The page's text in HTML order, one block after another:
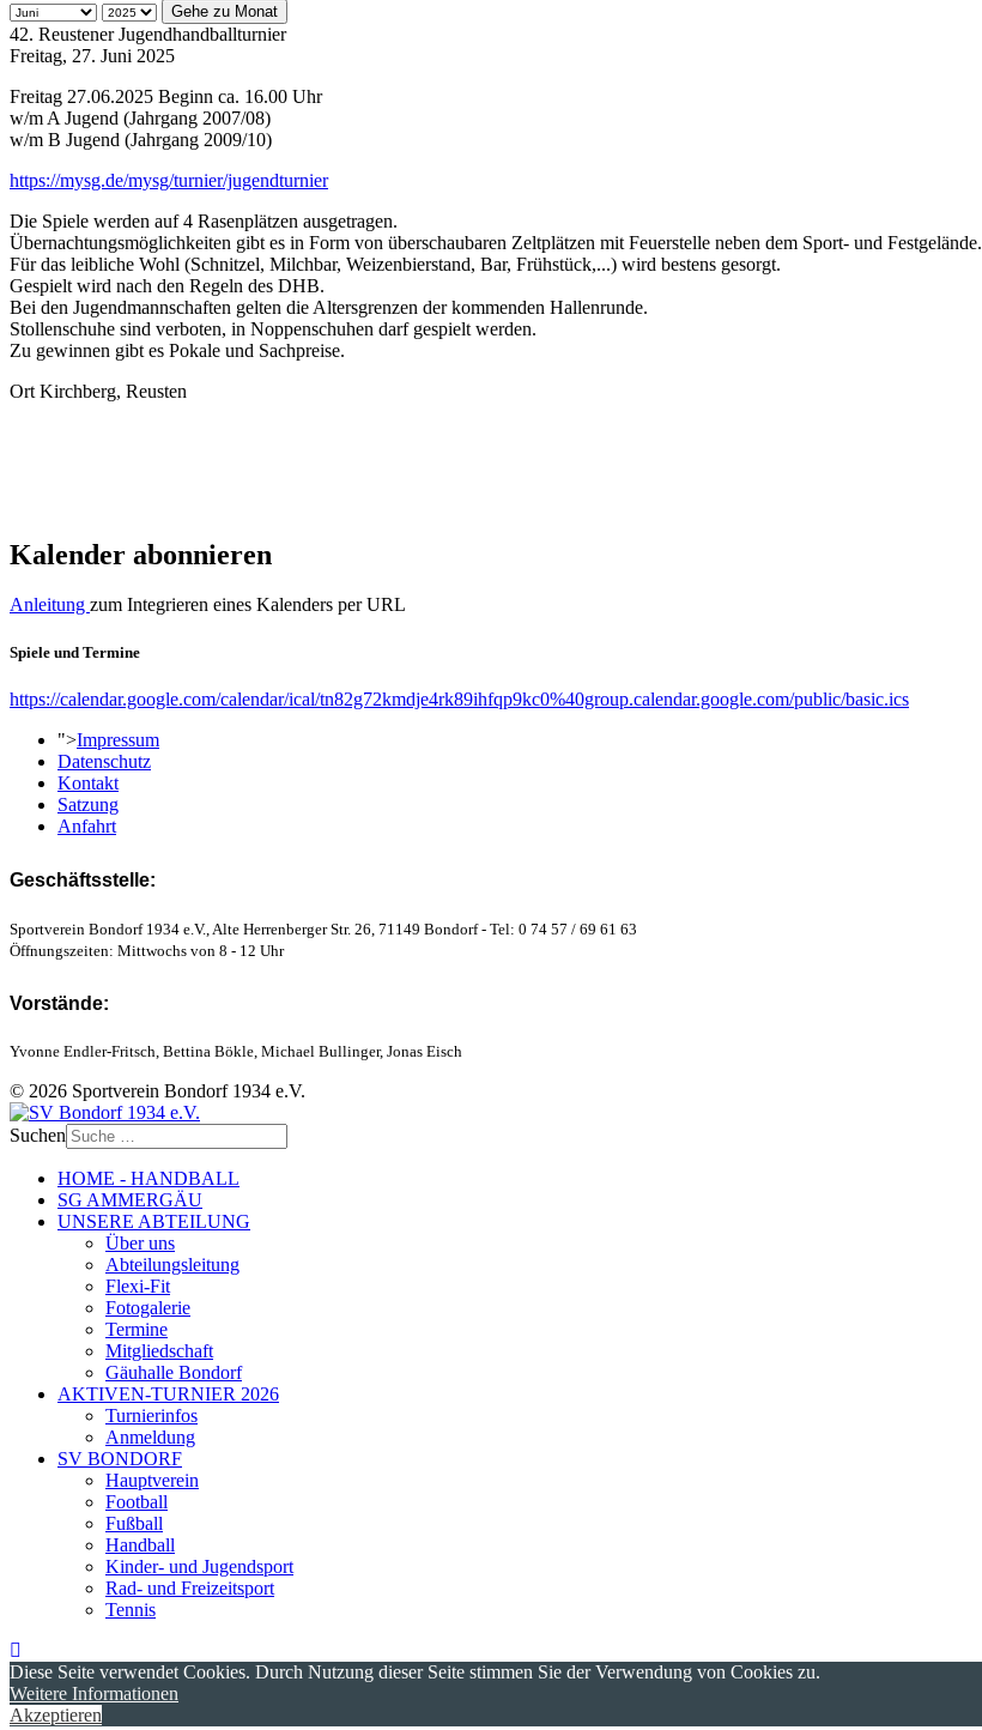
Gehe zu Monat
42. Reustener Jugendhandballturnier
Freitag, 27. Juni 2025
Freitag 27.06.2025 Beginn ca. 16.00 Uhr
w/m A Jugend (Jahrgang 2007/08)
w/m B Jugend (Jahrgang 2009/10)
https://mysg.de/mysg/turnier/jugendturnier
Die Spiele werden auf 4 Rasenplätzen ausgetragen.
Übernachtungsmöglichkeiten gibt es in Form von überschaubaren Zeltplätzen mit Feuerstelle neben dem Sport- und Festgelände.
Für das leibliche Wohl (Schnitzel, Milchbar, Weizenbierstand, Bar, Frühstück,...) wird bestens gesorgt.
Gespielt wird nach den Regeln des DHB.
Bei den Jugendmannschaften gelten die Altersgrenzen der kommenden Hallenrunde.
Stollenschuhe sind verboten, in Noppenschuhen darf gespielt werden.
Zu gewinnen gibt es Pokale und Sachpreise.
Ort Kirchberg, Reusten
Kalender abonnieren
Anleitung zum Integrieren eines Kalenders per URL
Spiele und Termine
https://calendar.google.com/calendar/ical/tn82g72kmdje4rk89ihfqp9kc0%40group.calendar.google.com/public/basic.ics
">Impressum
Datenschutz
Kontakt
Satzung
Anfahrt
Geschäftsstelle:
Sportverein Bondorf 1934 e.V., Alte Herrenberger Str. 26, 71149 Bondorf - Tel: 0 74 57 / 69 61 63
Öffnungszeiten: Mittwochs von 8 - 12 Uhr
Vorstände:
Yvonne Endler-Fritsch, Bettina Bökle, Michael Bullinger, Jonas Eisch
© 2026 Sportverein Bondorf 1934 e.V.
Suchen
HOME - HANDBALL
SG AMMERGÄU
UNSERE ABTEILUNG
Über uns
Abteilungsleitung
Flexi-Fit
Fotogalerie
Termine
Mitgliedschaft
Gäuhalle Bondorf
AKTIVEN-TURNIER 2026
Turnierinfos
Anmeldung
SV BONDORF
Hauptverein
Football
Fußball
Handball
Kinder- und Jugendsport
Rad- und Freizeitsport
Tennis
Diese Seite verwendet Cookies. Durch Nutzung dieser Seite stimmen Sie der Verwendung von Cookies zu.
Weitere Informationen
Akzeptieren